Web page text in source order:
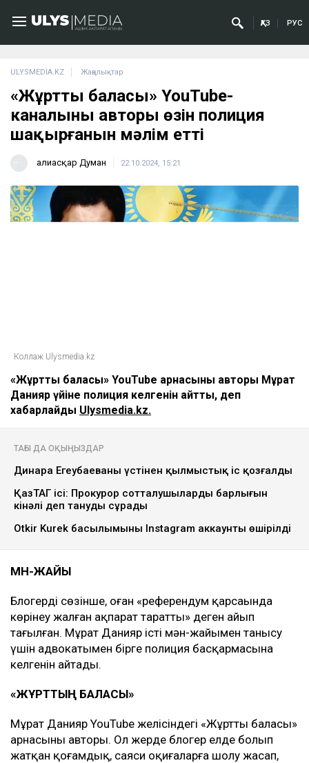
ҚАЗ РУС
ULYSMEDIA.KZ Жаңалықтар
«Жұрттың баласы» YouTube-
каналының авторы өзін полиция
шақырғанын мәлім етті
Ғалиасқар Думан 22.10.2024, 15:21
Коллаж Ulysmedia.kz
«Жұрттың баласы» YouTube арнасының авторы Мұрат
Данияр үйіне полиция келгенін айтты, деп
хабарлайды Ulysmedia.kz.
ТАҒЫ ДА ОҚЫҢЫЗДАР
Динара Егеубаеваның үстінен қылмыстық іс қозғалды
ҚазТАГ ісі: Прокурор сотталушылардың барлығын
кінәлі деп тануды сұрады
Otkir Kurek басылымының Instagram аккаунты өшірілді
МӘН-ЖАЙЫ
Блогердің сөзінше, оған «референдум қарсаңында
көрінеу жалған ақпарат таратты» деген айып
тағылған. Мұрат Данияр істің мән-жайымен танысу
үшін адвокатымен бірге полиция басқармасына
келгенін айтады.
«ЖҰРТТЫҢ БАЛАСЫ»
Мұрат Данияр YouTube желісіндегі «Жұрттың баласы»
арнасының авторы. Ол жерде блогер елде болып
жатқан қоғамдық, саяси оқиғаларға шолу жасап,